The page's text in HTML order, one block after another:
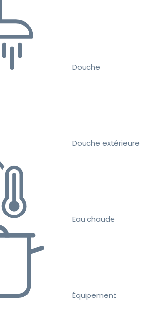
Douche
Douche extérieure
Eau chaude
Équipement